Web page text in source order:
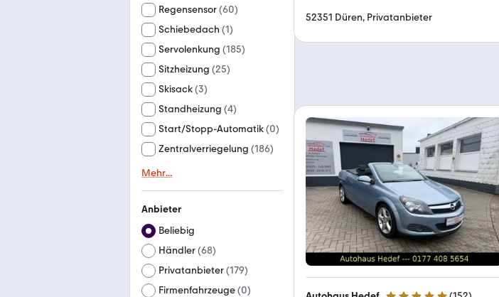
Regensensor(60)
Schiebedach (1)
Servolenkung (185)
Sitzheizung (25)
Skisack(3)
Standheizung (4)
Start/Stopp-Automatik(0)
Zentralverriegelung (186)
Mehr...
Anbieter
Beliebig
Händler(68)
Privatanbieter(179)
Firmenfahrzeuge(0)
52351 Düren, Privatanbieter